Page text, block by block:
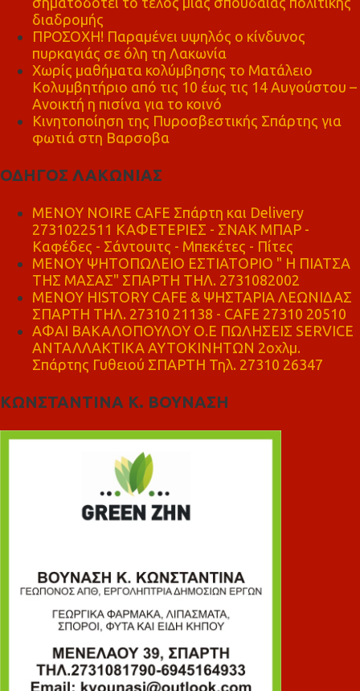
διαδρομής
ΠΡΟΣΟΧΗ! Παραμένει υψηλός ο κίνδυνος
πυρκαγιάς σε όλη τη Λακωνία
Χωρίς μαθήματα κολύμβησης το Ματάλειο
Κολυμβητήριο από τις 10 έως τις 14 Αυγούστου –
Ανοικτή η πισίνα για το κοινό
Κινητοποίηση της Πυροσβεστικής Σπάρτης για
φωτιά στη Βαρσοβα
ΟΔΗΓΟΣ ΛΑΚΩΝΙΑΣ
MENOY NOIRE CAFE Σπάρτη και Delivery
2731022511 ΚΑΦΕΤΕΡΙΕΣ - ΣΝΑΚ ΜΠΑΡ -
Καφέδες - Σάντουιτς - Μπεκέτες - Πίτες
ΜΕΝΟΥ ΨΗΤΟΠΩΛΕΙΟ ΕΣΤΙΑΤΟΡΙΟ " Η ΠΙΑΤΣΑ
ΤΗΣ ΜΑΣΑΣ" ΣΠΑΡΤΗ ΤΗΛ. 2731082002
ΜΕΝΟΥ HISTORY CAFE & ΨΗΣΤΑΡΙΑ ΛΕΩΝΙΔΑΣ
ΣΠΑΡΤΗ ΤΗΛ. 27310 21138 - CAFE 27310 20510
ΑΦΑΙ ΒΑΚΑΛΟΠΟΥΛΟΥ Ο.Ε ΠΩΛΗΣΕΙΣ SERVICE
ΑΝΤΑΛΛΑΚΤΙΚΑ ΑΥΤΟΚΙΝΗΤΩΝ 2οχλμ.
Σπάρτης Γυθειού ΣΠΑΡΤΗ Τηλ. 27310 26347
ΚΩΝΣΤΑΝΤΙΝΑ Κ. ΒΟΥΝΑΣΗ